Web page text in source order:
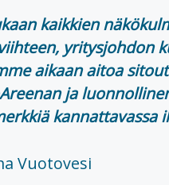
kaikkien
yritysjohdon
aikaan aitoa
ja
kannattavassa
Vuotovesi